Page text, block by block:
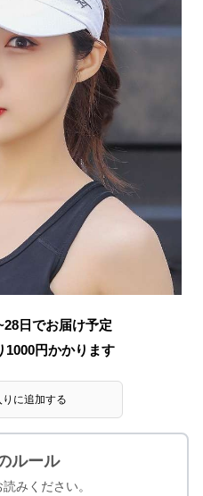
日でお届け予定
1000円かかります
りに追加する
ルール
みください。